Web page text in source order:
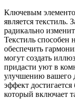
Ключевым
является
радикально
Текстиль способен
обеспечить
могут создать
придасти уют в
улучшению вашего
эффект
который включает